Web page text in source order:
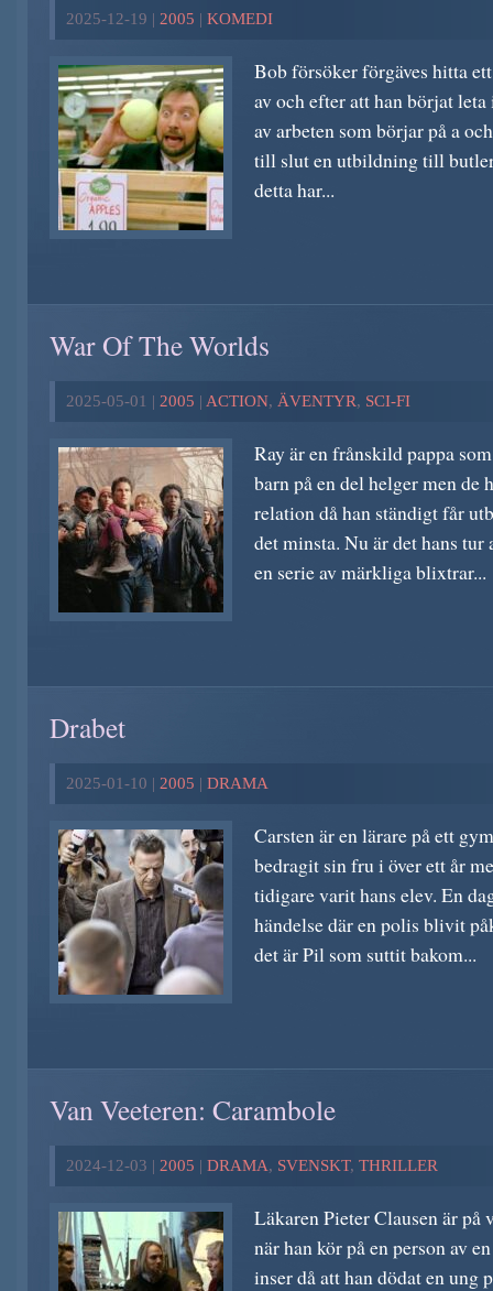
2025-12-19 | 2005 | KOMEDI
Bob försöker förgäves hitta
av och efter att han börjat
av arbeten som börjar på a
till slut en utbildning till
detta har...
War Of The Worlds
2025-05-01 | 2005 | ACTION, ÄVENTYR, SCI-FI
Ray är en frånskild pappa
barn på en del helger men de
relation då han ständigt får
det minsta. Nu är det hans
en serie av märkliga blixtrar...
Drabet
2025-01-10 | 2005 | DRAMA
Carsten är en lärare på ett
bedragit sin fru i över ett år
tidigare varit hans elev. En
händelse där en polis blivit
det är Pil som suttit bakom...
Van Veeteren: Carambole
2024-12-03 | 2005 | DRAMA, SVENSKT, THRILLER
Läkaren Pieter Clausen är på
när han kör på en person av
inser då att han dödat en ung